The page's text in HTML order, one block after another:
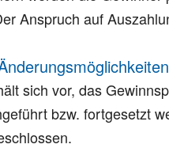
Anspruch auf
sich vor, das
bzw. fortgesetzt